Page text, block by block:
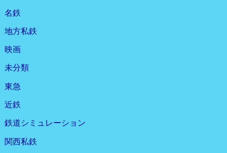
名鉄
地方私鉄
映画
未分類
東急
近鉄
鉄道シミュレーション
関西私鉄